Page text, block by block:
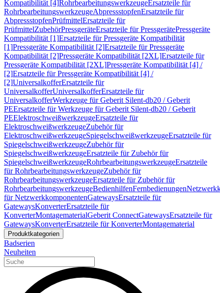
Kompatibilität [4]RohrbearbeitungswerkzeugeErsatzteile für
RohrbearbeitungswerkzeugeAbpressstopfenErsatzteile für
AbpressstopfenPrüfmittelErsatzteile für
PrüfmittelZubehörPressgeräteErsatzteile für PressgerätePressgeräte
Kompatibilität [1]Ersatzteile für Pressgeräte Kompatibilität
[1]Pressgeräte Kompatibilität [2]Ersatzteile für Pressgeräte
Kompatibilität [2]Pressgeräte Kompatibilität [2XL]Ersatzteile für
Pressgeräte Kompatibilität [2XL]Pressgeräte Kompatibilität [4] /
[2]Ersatzteile für Pressgeräte Kompatibilität [4] /
[2]UniversalkofferErsatzteile für
UniversalkofferUniversalkofferErsatzteile für
UniversalkofferWerkzeuge für Geberit Silent-db20 / Geberit
PEErsatzteile für Werkzeuge für Geberit Silent-db20 / Geberit
PEElektroschweißwerkzeugeErsatzteile für
ElektroschweißwerkzeugeZubehör für
ElektroschweißwerkzeugeSpiegelschweißwerkzeugeErsatzteile für
SpiegelschweißwerkzeugeZubehör für
SpiegelschweißwerkzeugeErsatzteile für Zubehör für
SpiegelschweißwerkzeugeRohrbearbeitungswerkzeugeErsatzteile
für RohrbearbeitungswerkzeugeZubehör für
RohrbearbeitungswerkzeugeErsatzteile für Zubehör für
RohrbearbeitungswerkzeugeBedienhilfenFernbedienungen
für NetzwerkkomponentenGatewaysErsatzteile für
GatewaysKonverterErsatzteile für
KonverterMontagematerialGeberit ConnectGatewaysErsatzteile für
GatewaysKonverterErsatzteile für KonverterMontagematerial
Produktkategorien
Badserien
Neuheiten